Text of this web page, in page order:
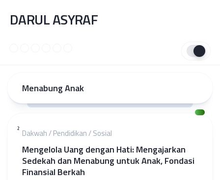
content
DARUL ASYRAF
Menabung Anak
2 Dakwah/Pendidikan/Sosial
Mengelola Uang dengan Hati: Mengajarkan
Sedekah dan Menabung untuk Anak, Fondasi
Finansial Berkah